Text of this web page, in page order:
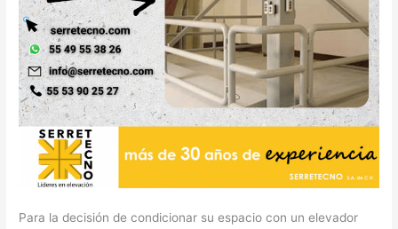
Para la decisión de condicionar su espacio con un elevador